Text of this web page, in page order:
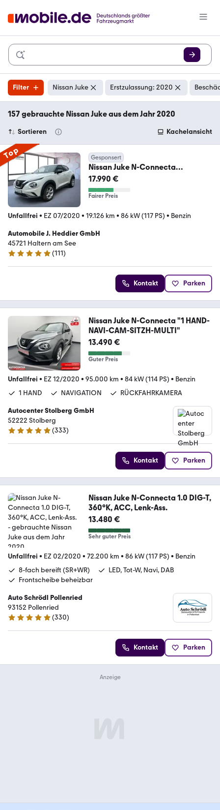
Filter Nissan Juke Erstzulassung: 2020
157 gebrauchte Nissan Juke aus dem Jahr 2020
Sortieren Kachelansicht
Top Gesponsert
Nissan Juke N-Connecta
*WINTERPAKET*NAVI*KLIMA*
17.990 €
Fairer Preis
Unfallfrei • EZ 07/2020 • 19.126 km • 86 kW (117 PS) • Benzin
Automobile J. Heddier GmbH
45721 Haltern am See
4.9 Sterne
(111)
Kontakt Parken
Nissan Juke N-Connecta "1 HAND-
NAVI-CAM-SITZH-MULTI"
13.490 €
Guter Preis
Unfallfrei • EZ 12/2020 • 95.000 km • 84 kW (114 PS) • Benzin
1 HAND
NAVIGATION RÜCKFAHRKAMERA
Autocenter Stolberg GmbH
52222 Stolberg
4.9 Sterne
(333)
Kontakt Parken
Nissan Juke N-Connecta 1.0 DIG-T,
360°K, ACC, Lenk-Ass.
13.480 €
Sehr guter Preis
Unfallfrei • EZ 02/2020 • 72.200 km • 86 kW (117 PS) • Benzin
8-fach bereift (SR+WR)
LED, Tot-W, Navi, DAB
Frontscheibe beheizbar
Auto Schrödl Pollenried
93152 Pollenried
5 Sterne
(330)
Kontakt Parken